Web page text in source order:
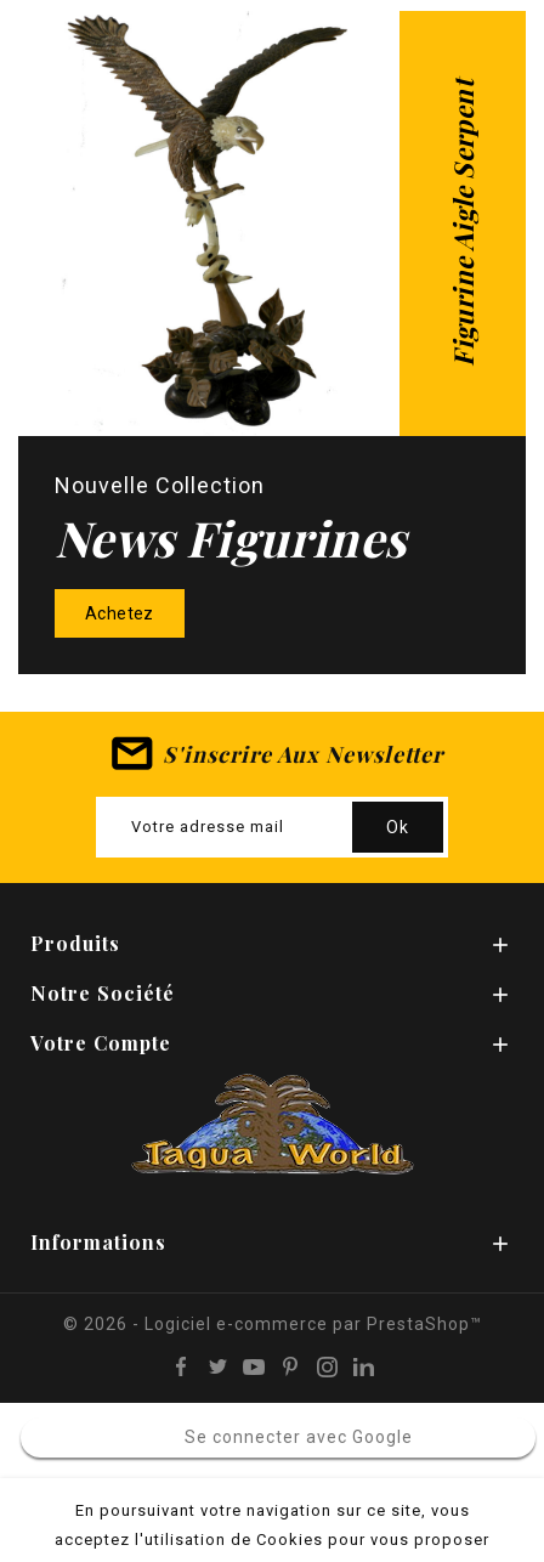
Figurine Aigle Serpent
Nouvelle Collection
News Figurines
Achetez
S'inscrire Aux Newsletter
Produits 
Notre Société 
Votre Compte 
Informations 
© 2026 - Logiciel e-commerce par PrestaShop™
Se connecter avec Google
En poursuivant votre navigation sur ce site, vous
acceptez l'utilisation de Cookies pour vous proposer